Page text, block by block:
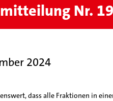
Nr.
2024
dass alle Fraktionen in